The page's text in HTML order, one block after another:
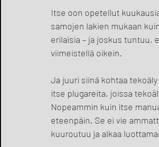
Itse oon opetellut
samojen lakien mukaan
erilaisia – ja joskus tuntuu,
viimeistellä oikein.
Ja juuri siinä kohtaa
itse plugareita, joissa
Nopeammin kuin itse
eteenpäin. Se ei vie
kuuroutuu ja alkaa